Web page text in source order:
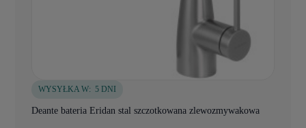
WYSYŁKA W: 5 DNI
Deante bateria Eridan stal szczotkowana zlewozmywakowa